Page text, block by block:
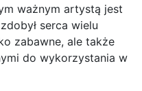
ważnym artystą jest
serca wielu
zabawne, ale także
do wykorzystania w